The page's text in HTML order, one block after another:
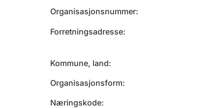
Organisasjonsnummer
Forretningsadresse
Kommune, land
Organisasjonsform
Næringskode